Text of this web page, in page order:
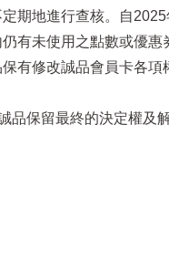
期地進行查核。自
有未使用之點數或優惠
有修改誠品會員卡各
保留最終的決定權及解